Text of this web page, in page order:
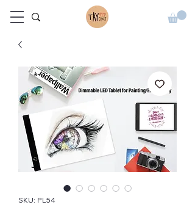
SKU: PL54